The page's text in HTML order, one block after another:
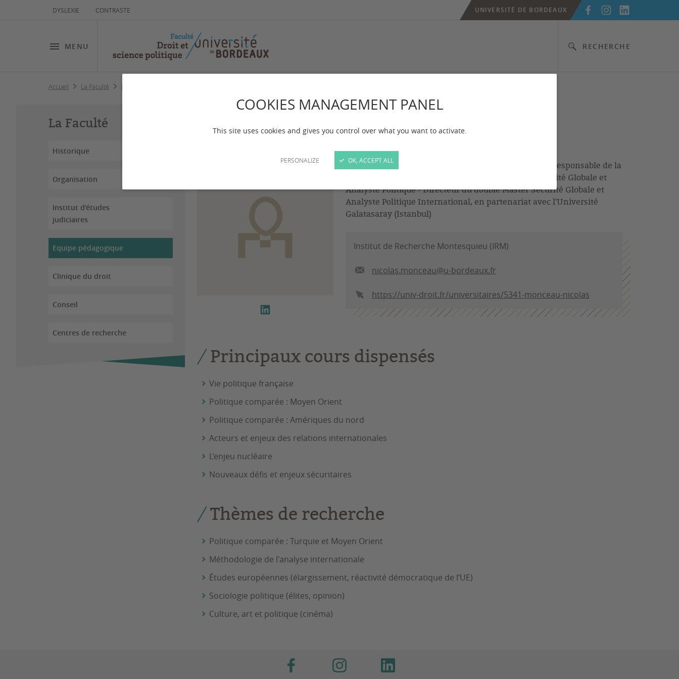
COOKIES MANAGEMENT PANEL
This site uses cookies and gives you control over what you want to activate.
PERSONALIZE OK, ACCEPT ALL
DYSLEXIE CONTRASTE
MENU RECHERCHE
UNIVERSITÉ DE BORDEAUX
Accueil La Faculté Equipe pédagogique
La Faculté
Historique
Organisation
Institut d'études
judiciaires
Equipe pédagogique
Clinique du droit
Conseil
Centres de recherche
Monceau Nicolas
Maître de conférences HDR en science politique - Co-responsable de la
Mention Science Politique - Directeur du Master Sécurité Globale et
Analyste Politique - Directeur du double Master Sécurité Globale et
Analyste Politique International, en partenariat avec l'Université
Galatasaray (Istanbul)
Institut de Recherche Montesquieu (IRM)
nicolas.monceau@u-bordeaux.fr
https://univ-droit.fr/universitaires/5341-monceau-nicolas
Principaux cours dispensés
Vie politique française
Politique comparée : Moyen Orient
Politique comparée : Amériques du nord
Acteurs et enjeux des relations internationales
L’enjeu nucléaire
Nouveaux défis et enjeux sécuritaires
Thèmes de recherche
Politique comparée : Turquie et Moyen Orient
Méthodologie de l'analyse internationale
Études européennes (élargissement, réactivité démocratique de l’UE)
Sociologie politique (élites, opinion)
Culture, art et politique (cinéma)